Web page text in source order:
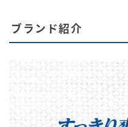
ブランド紹介